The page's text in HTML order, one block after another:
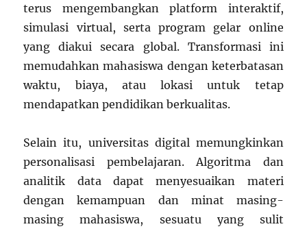
terus mengembangkan platform interaktif,
simulasi virtual, serta program gelar online
yang diakui secara global. Transformasi ini
memudahkan mahasiswa dengan keterbatasan
waktu, biaya, atau lokasi untuk tetap
mendapatkan pendidikan berkualitas.
Selain itu, universitas digital memungkinkan
personalisasi pembelajaran. Algoritma dan
analitik data dapat menyesuaikan materi
dengan kemampuan dan minat masing-
masing mahasiswa, sesuatu yang sulit